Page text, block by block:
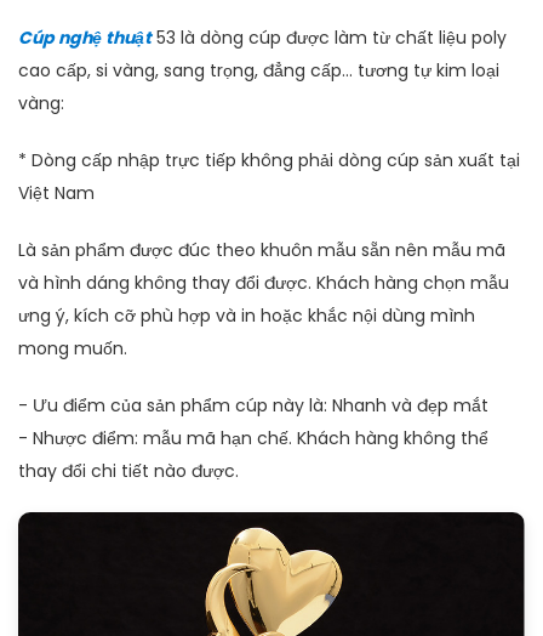
Cúp nghệ thuật53 là dòng cúp được làm từ chất liệu poly
cao cấp, si vàng, sang trọng, đẳng cấp... tương tự kim loại
vàng:
* Dòng cấp nhập trực tiếp không phải dòng cúp sản xuất tại
Việt Nam
Là sản phẩm được đúc theo khuôn mẫu sẵn nên mẫu mã
và hình dáng không thay đổi được. Khách hàng chọn mẫu
ưng ý, kích cỡ phù hợp và in hoặc khắc nội dùng mình
mong muốn.
- Ưu điểm của sản phẩm cúp này là: Nhanh và đẹp mắt
- Nhược điểm: mẫu mã hạn chế. Khách hàng không thể
thay đổi chi tiết nào được.